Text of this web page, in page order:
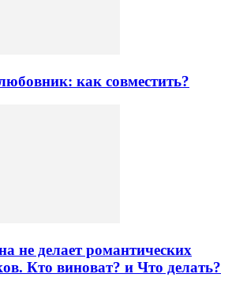
как совместить?
не делает романтических
Кто виноват? и Что делать?